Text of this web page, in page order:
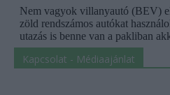
Kapcsolat - Médiaajánlat